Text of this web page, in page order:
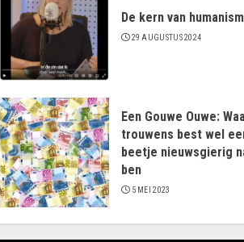
De kern van
29 AUGUSTUS 2024
Een Gouwe Ouwe:
trouwens best wel
beetje nieuwsgierig
ben
5 MEI 2023